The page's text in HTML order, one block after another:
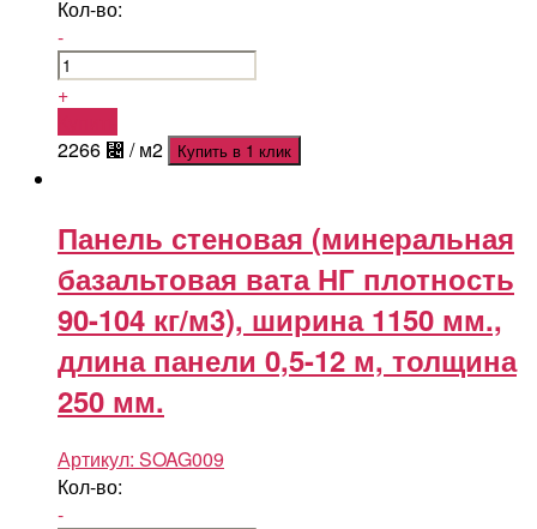
Кол-во:
-
+
2266 ⃄ / м2 Купить в 1 клик
Панель стеновая (минеральная
базальтовая вата НГ плотность
90-104 кг/м3), ширина 1150 мм.,
длина панели 0,5-12 м, толщина
250 мм.
Артикул: SOAG009
Кол-во:
-